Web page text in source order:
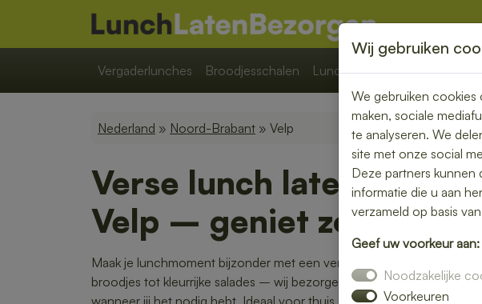
Vergaderlunches Broodjesschalen Lunchpakketten Overige
Nederland » Noord-Brabant » Velp
Verse lunch laten
Velp – geniet zonder
Maak je lunchmoment bijzonder met een verse lunch bezorgservice in
broodjes tot kleurrijke salades – wij bezorgen jouw favoriete
Wij gebruiken
We gebruiken
maken, sociale
te analyseren. We
site met onze social
Deze partners
informatie die u aan
verzameld op basis
Geef uw voorkeur aan:
Noodzakelijke
Voorkeuren